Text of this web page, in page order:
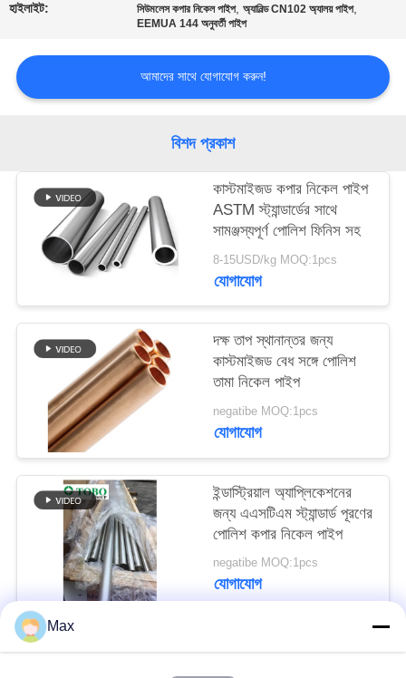
মামলা
ম্যাপ
PRIVACY
POLICY
হাইলাইট: সিউমলেস কপার নিকেল পাইপ,অ্যানিল্ড CN102 অ্যালয় পাইপ,
EEMUA 144 অনুবর্তী পাইপ
আমাদের সাথে যোগাযোগ করুন!
বিশদ প্রকাশ
কাস্টমাইজড কপার নিকেল পাইপ
ASTM স্ট্যান্ডার্ডের সাথে
সামঞ্জস্যপূর্ণ পোলিশ ফিনিস সহ
8-15USD/kg MOQ:1pcs
যোগাযোগ
দক্ষ তাপ স্থানান্তর জন্য
কাস্টমাইজড বেধ সঙ্গে পোলিশ
তামা নিকেল পাইপ
negatibe MOQ:1pcs
যোগাযোগ
ইন্ডাস্ট্রিয়াল অ্যাপ্লিকেশনের
জন্য এএসটিএম স্ট্যান্ডার্ড পূরণের
পোলিশ কপার নিকেল পাইপ
negatibe MOQ:1pcs
যোগাযোগ
Max